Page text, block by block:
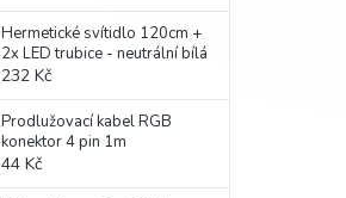
Hermetické svítidlo 120cm +
2x LED trubice - neutrální bílá
232 Kč
Prodlužovací kabel RGB
konektor 4 pin 1m
44 Kč